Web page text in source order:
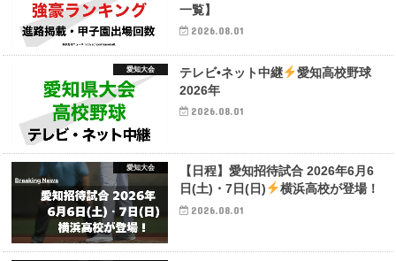
一覧】
2026.08.01
愛知大会 テレビ•ネット中継
愛知高校野球
2026年
2026.08.01
愛知大会
【日程】愛知招待試合 2026年6月6
日(土)・7日(日)
横浜高校が登場！
2026.08.01